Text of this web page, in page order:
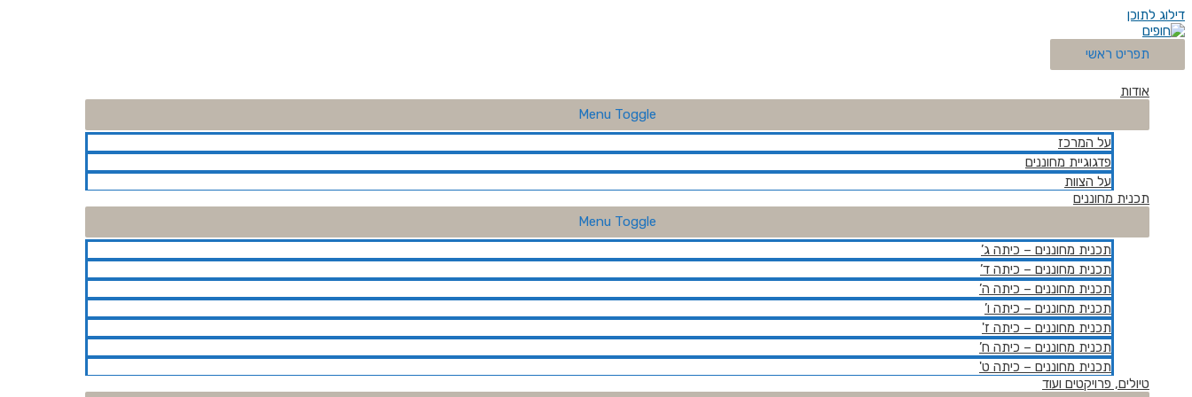
דילוג לתוכן
תפריט ראשי
אודות
Menu Toggle
על המרכז
פדגוגיית מחוננים
על הצוות
תכנית מחוננים
Menu Toggle
תכנית מחוננים – כיתה ג’
תכנית מחוננים – כיתה ד’
תכנית מחוננים – כיתה ה’
תכנית מחוננים – כיתה ו’
תכנית מחוננים – כיתה ז'
תכנית מחוננים – כיתה ח’
תכנית מחוננים – כיתה ט'
טיולים, פרויקטים ועוד